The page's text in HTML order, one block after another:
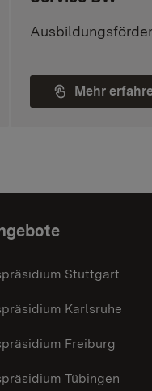
Mehr
Stuttgart
Karlsruhe
Freiburg
Tübingen